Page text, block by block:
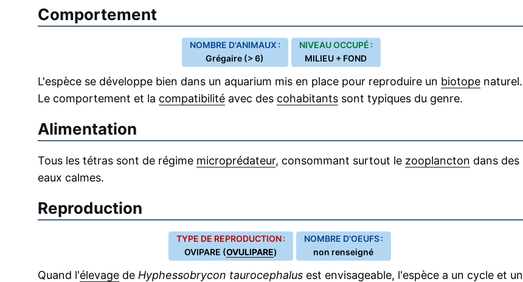
Comportement
NOMBRE D'ANIMAUX :
Grégaire (> 6)
NIVEAU OCCUPÉ :
MILIEU + FOND
L'espèce se développe bien dans un aquarium mis en place pour reproduire un biotope naturel.
Le comportement et la compatibilité avec des cohabitants sont typiques du genre.
Alimentation
Tous les tétras sont de régime microprédateur, consommant surtout le zooplancton dans des
eaux calmes.
Reproduction
TYPE DE REPRODUCTION :
OVIPARE (OVULIPARE)
NOMBRE D'OEUFS :
non renseigné
Quand l'élevage de Hyphessobrycon taurocephalus est envisageable, l'espèce a un cycle et un